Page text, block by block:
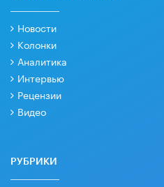
Новости
Колонки
Аналитика
Интервью
Рецензии
Видео
РУБРИКИ